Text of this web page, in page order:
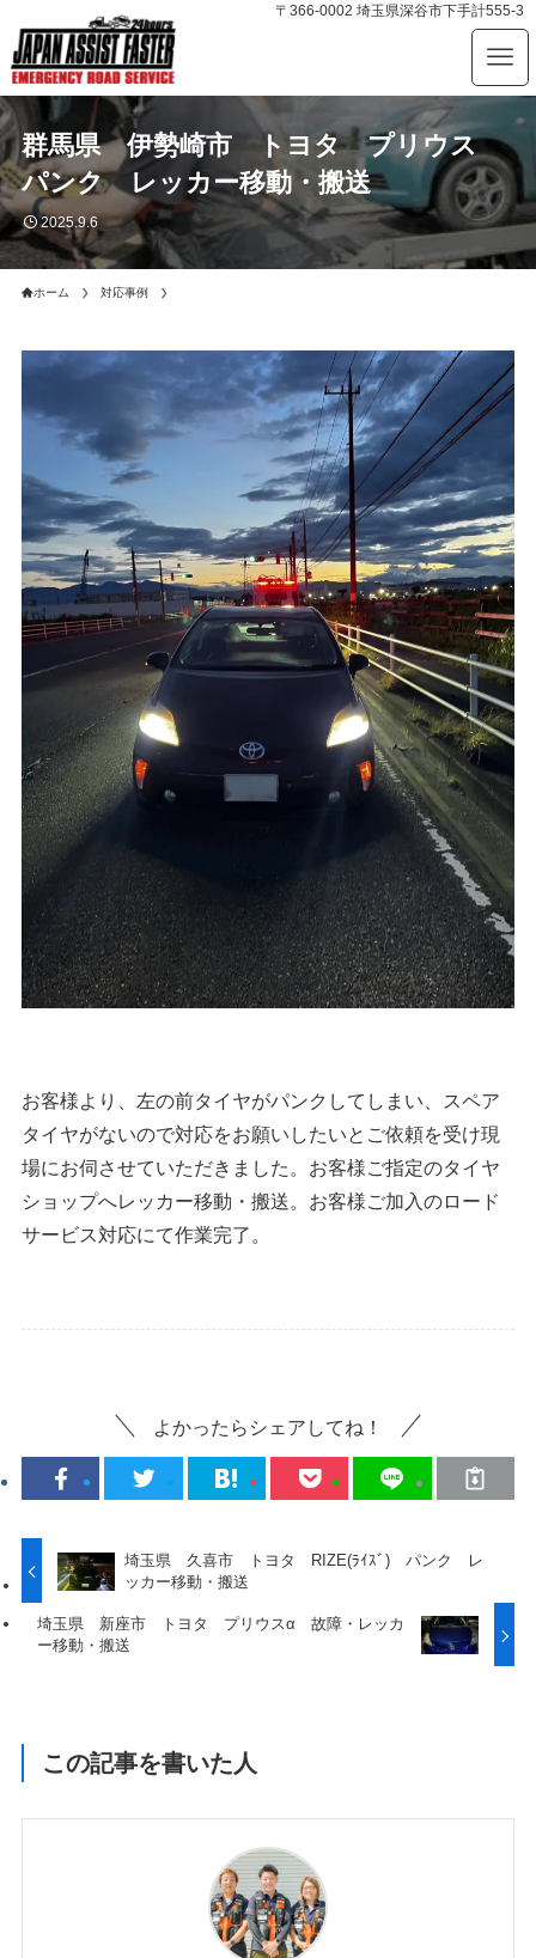
〒366-0002 埼玉県深谷市下手計555-3
群馬県 伊勢崎市 トヨタ プリウス
パンク レッカー移動・搬送
2025.9.6
ホーム 対応事例
お客様より、左の前タイヤがパンクしてしまい、スペア
タイヤがないので対応をお願いしたいとご依頼を受け現
場にお伺させていただきました。お客様ご指定のタイヤ
ショップへレッカー移動・搬送。お客様ご加入のロード
サービス対応にて作業完了。
よかったらシェアしてね！
埼玉県 久喜市 トヨタ RIZE(ﾗｲｽﾞ) パンク レ
ッカー移動・搬送
埼玉県 新座市 トヨタ プリウスα 故障・レッカ
ー移動・搬送
この記事を書いた人